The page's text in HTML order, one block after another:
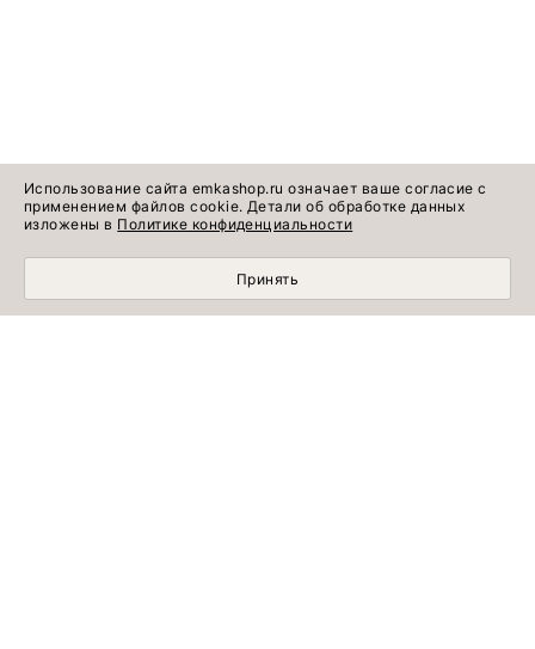
Использование сайта emkashop.ru означает ваше согласие с
применением файлов cookie. Детали об обработке данных
изложены в Политике конфиденциальности
Принять